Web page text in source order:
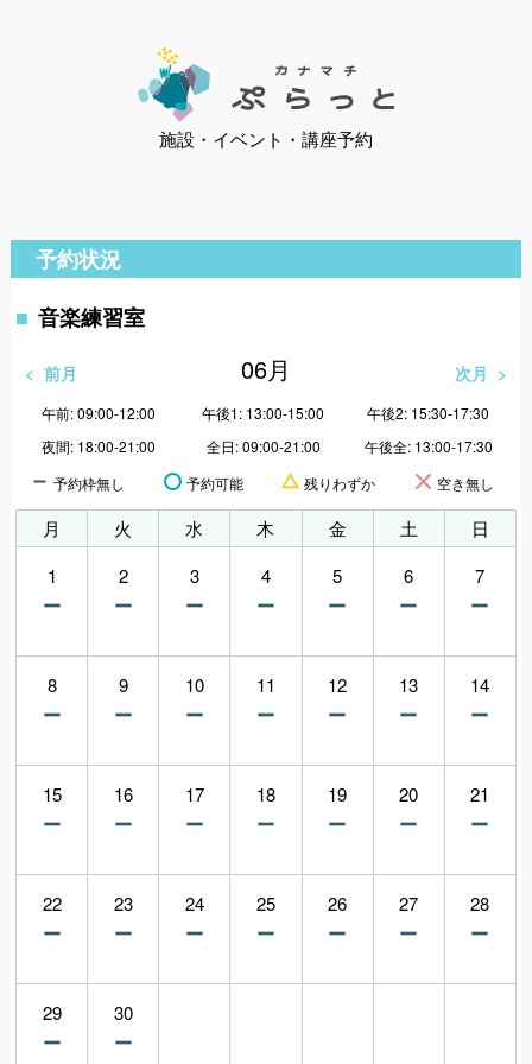
施設・イベント・講座予約
予約状況
音楽練習室
前月 06月 次月
午前: 09:00-12:00 午後1: 13:00-15:00
午後2: 15:30-17:30
夜間: 18:00-21:00
全日: 09:00-21:00
午後全: 13:00-17:30
予約枠無し
予約可能 残りわずか 空き無し
月 火 水 木 金 土
日
1
2 3 4 5 6 7
8 9 10 11 12 13 14
15 16 17 18 19 20 21
22 23 24 25 26 27 28
29 30